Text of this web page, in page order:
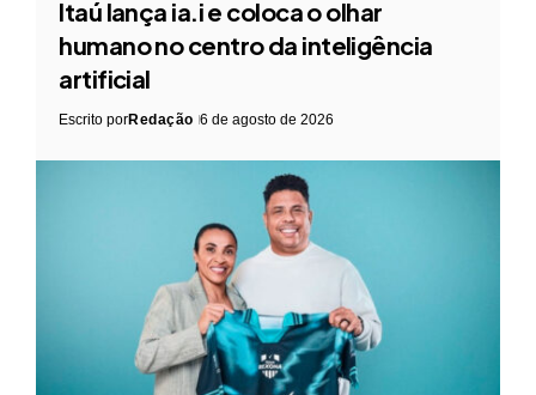
Itaú lança ia.i e coloca o olhar
humano no centro da inteligência
artificial
Escrito porRedação 6 de agosto de 2026